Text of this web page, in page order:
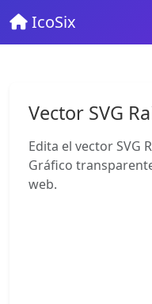
IcoSix
Vector SVG
Edita el vector SVG
Gráfico
web.